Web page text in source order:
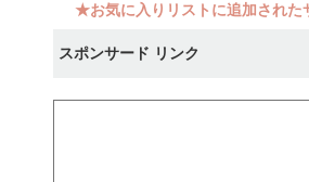
★お気に入りリストに追加され
スポンサード リンク